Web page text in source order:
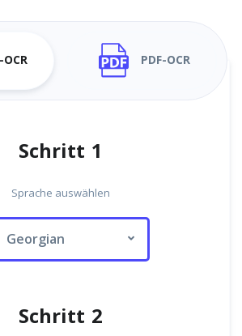
PDF-OCR
Schritt 1
Sprache auswählen
Georgian
Schritt 2